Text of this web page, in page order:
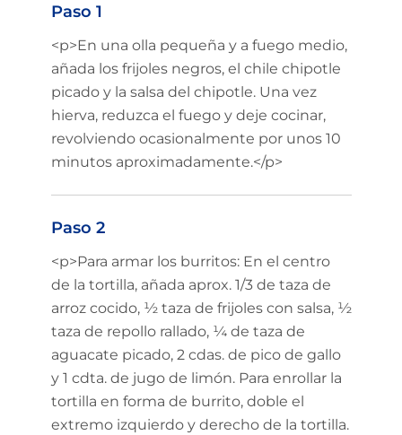
Paso 1
<p>En una olla pequeña y a fuego medio,
añada los frijoles negros, el chile chipotle
picado y la salsa del chipotle. Una vez
hierva, reduzca el fuego y deje cocinar,
revolviendo ocasionalmente por unos 10
minutos aproximadamente.</p>
Paso 2
<p>Para armar los burritos: En el centro
de la tortilla, añada aprox. 1/3 de taza de
arroz cocido, ½ taza de frijoles con salsa, ½
taza de repollo rallado, ¼ de taza de
aguacate picado, 2 cdas. de pico de gallo
y 1 cdta. de jugo de limón. Para enrollar la
tortilla en forma de burrito, doble el
extremo izquierdo y derecho de la tortilla.